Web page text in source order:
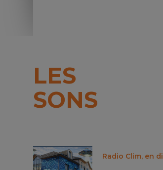
LES
SONS
Radio Clim, en